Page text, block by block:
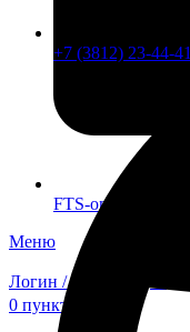
FTS-omsk@mail.ru
Меню
Логин / Регистрация
0 пунктов
+7 (3812) 23-44-41